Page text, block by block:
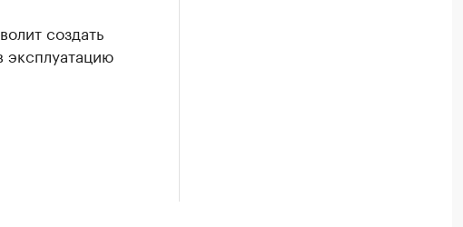
создать
эксплуатацию